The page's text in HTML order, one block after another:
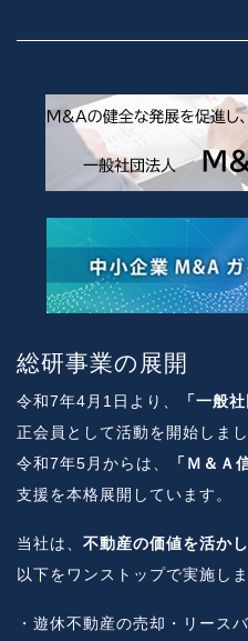
総研事業の展開
令和7年4月1日より、 「一般
正会員として活動を開始しまし
令和7年5月からは、
「Ｍ＆Ａ
支援を本格展開しています。
当社は、 不動産の価値を活か
以下をワンストップで実施しま
・遊休不動産の売却・リース